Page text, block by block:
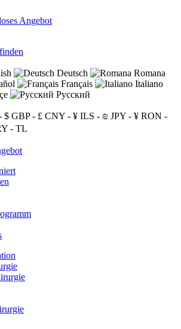
Angebot
Deutsch
Romana
Français
Italiano
Русский
$ GBP - £ CNY - ¥ ILS - ₪ JPY - ¥ RON -
- TL